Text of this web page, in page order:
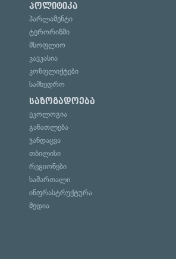
პოლიტიკა
პარლამენტი
ტერორიზმი
მსოფლიო
კავკასია
კონფლიქტები
სამხედრო
საზოგადოება
ეკოლოგია
განათლება
ჯანდაცვა
თბილისი
რეგიონები
სამართალი
ინფრასტრუქტურა
მედია